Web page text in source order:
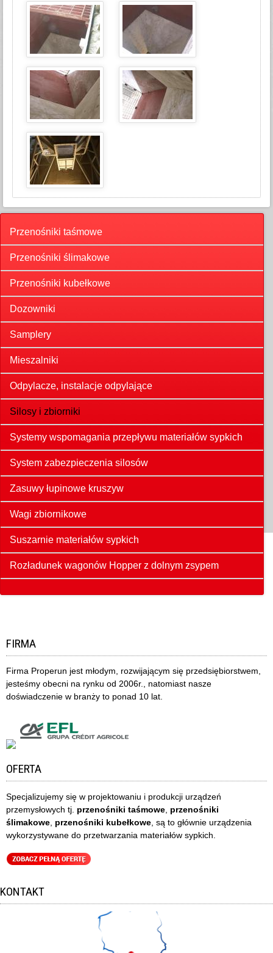
Przenośniki taśmowe
Przenośniki ślimakowe
Przenośniki kubełkowe
Dozowniki
Samplery
Mieszalniki
Odpylacze, instalacje odpylające
Silosy i zbiorniki
Systemy wspomagania przepływu materiałów sypkich
System zabezpieczenia silosów
Zasuwy łupinowe kruszyw
Wagi zbiornikowe
Suszarnie materiałów sypkich
Rozładunek wagonów Hopper z dolnym zsypem
FIRMA
Firma Properun jest młodym, rozwijającym się przedsiębiorstwem,
jesteśmy obecni na rynku od 2006r., natomiast nasze
doświadczenie w branży to ponad 10 lat.
OFERTA
Specjalizujemy się w projektowaniu i produkcji urządzeń
przemysłowych tj. przenośniki taśmowe przenośniki
ślimakowe przenośniki kubełkowe , są to głównie urządzenia
wykorzystywane do przetwarzania materiałów sypkich.
KONTAKT